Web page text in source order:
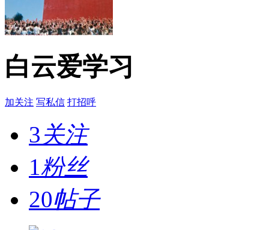
白云爱学习
加关注 写私信 打招呼
3关注
1粉丝
20帖子